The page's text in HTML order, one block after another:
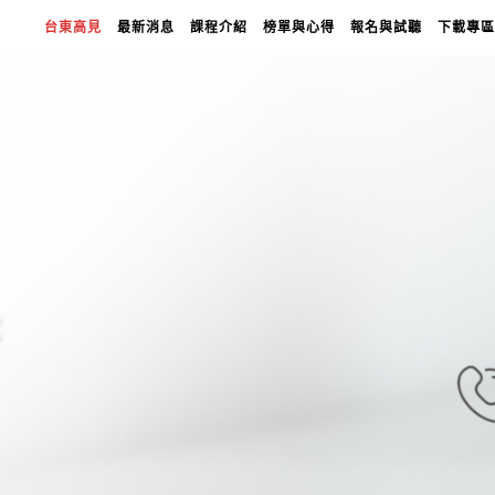
台東高見 最新消息 課程介紹 榜單與心得 報名與試聽 下載專區